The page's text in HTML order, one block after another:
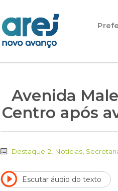
Avenida
Centro após
Destaque 2 Notícias
Escutar áudio do texto